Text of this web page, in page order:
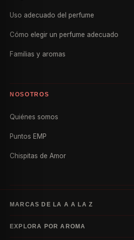
Uso adecuado del perfume
Cómo elegir un perfume adecuado
Familias y aromas
NOSOTROS
Quiénes somos
Puntos EMP
Chispitas de Amor
MARCAS DE LA A A LA Z
EXPLORA POR AROMA